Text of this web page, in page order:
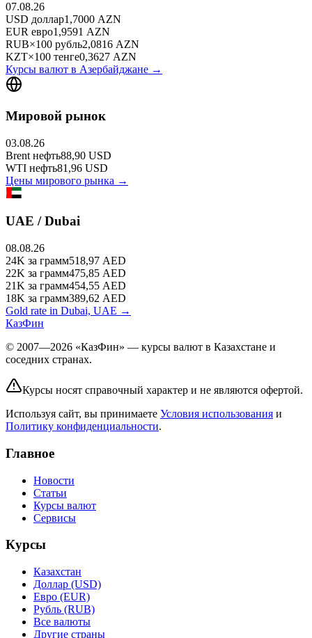
07.08.26
USD доллар1,7000 AZN
EUR евро1,9591 AZN
RUB×100 рубль2,0816 AZN
KZT×100 тенге0,3627 AZN
Курсы валют в Азербайджане →
Мировой рынок
03.08.26
Brent нефть88,90 USD
WTI нефть81,96 USD
Цены мирового рынка →
UAE / Dubai
08.08.26
24K за грамм518,97 AED
22K за грамм475,85 AED
21K за грамм454,55 AED
18K за грамм389,62 AED
Gold rate in Dubai, UAE →
КазФин
© 2007—2026 «КазФин» — курсы валют в Казахстане и
соседних странах.
Курсы носят справочный характер и не являются офертой.
Используя сайт, вы принимаете Условия использования и
Политику конфиденциальности.
Главное
Новости
Статьи
Курсы валют
Сервисы
Курсы
Казахстан
Доллар (USD)
Евро (EUR)
Рубль (RUB)
Все валюты
Другие страны